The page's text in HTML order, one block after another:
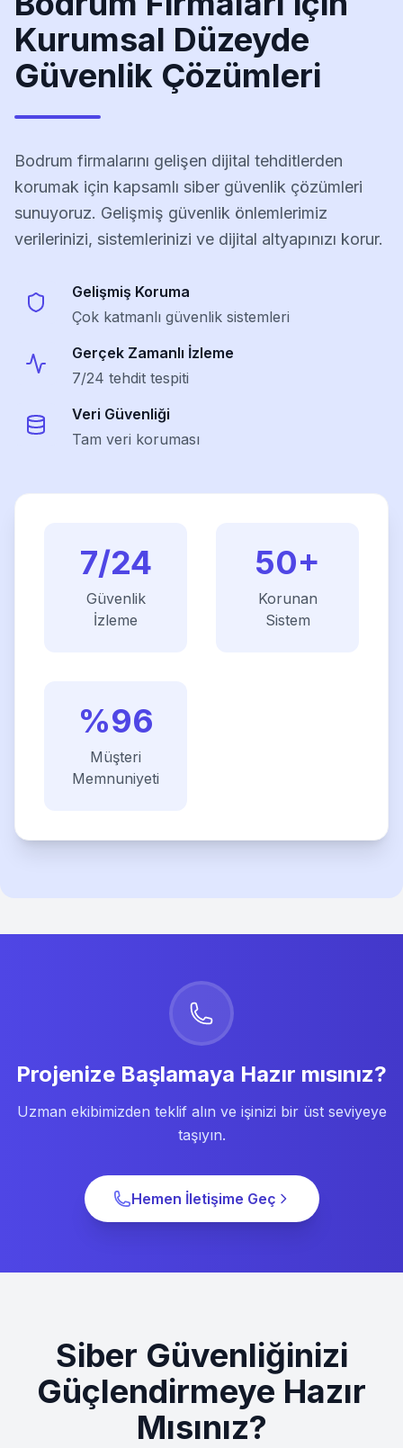
Kurumsal Düzeyde
Güvenlik Çözümleri
Bodrum firmalarını gelişen dijital tehditlerden
korumak için kapsamlı siber güvenlik çözümleri
sunuyoruz. Gelişmiş güvenlik önlemlerimiz
verilerinizi, sistemlerinizi ve dijital altyapınızı korur.
Gelişmiş Koruma
Çok katmanlı güvenlik sistemleri
Gerçek Zamanlı İzleme
7/24 tehdit tespiti
Veri Güvenliği
Tam veri koruması
7/24
Güvenlik
İzleme
50+
Korunan
Sistem
%96
Müşteri
Memnuniyeti
Projenize Başlamaya Hazır mısınız?
Uzman ekibimizden teklif alın ve işinizi bir üst seviyeye
taşıyın.
Hemen İletişime Geç
Siber Güvenliğinizi
Güçlendirmeye Hazır
Mısınız?